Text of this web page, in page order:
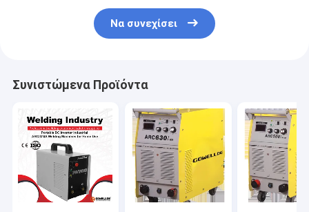
Να συνεχίσει
Συνιστώμενα Προϊόντα